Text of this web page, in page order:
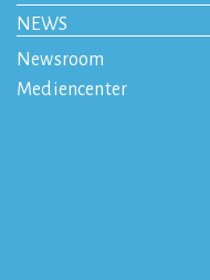
NEWS
Newsroom
Mediencenter